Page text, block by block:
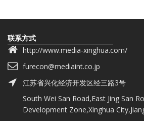
联系方式
http://www.media-xinghua.com/
furecon@mediaint.co.jp
江苏省兴化经济开发区经三路3号
South Wei San Road,East Jing San
Development Zone,Xinghua